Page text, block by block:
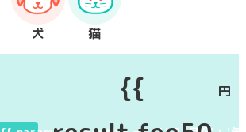
犬 猫
{{
円